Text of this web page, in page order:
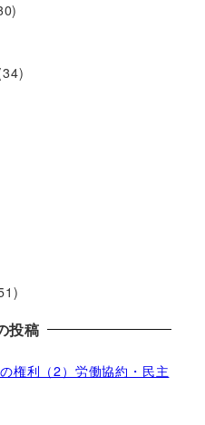
投稿
権利（2）労働協約・民主